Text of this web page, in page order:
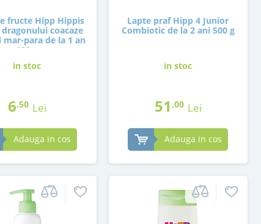
fructe Hipp Hippis
coacaze
mar-para de la 1 an
100 g
in stoc
6,50 Lei
Adauga in cos
Lapte praf Hipp 4 Junior
Combiotic de la 2 ani 500 g
in stoc
51 ,00 Lei
Adauga in cos